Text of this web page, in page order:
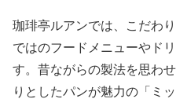
珈琲亭ルアンでは、こだわ
ではのフードメニューやド
す。昔ながらの製法を思わ
りとしたパンが魅力の「ミ